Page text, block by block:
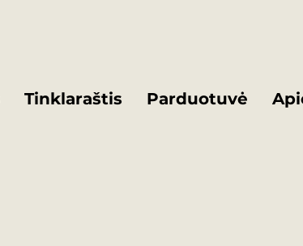
Tinklaraštis Parduotuvė